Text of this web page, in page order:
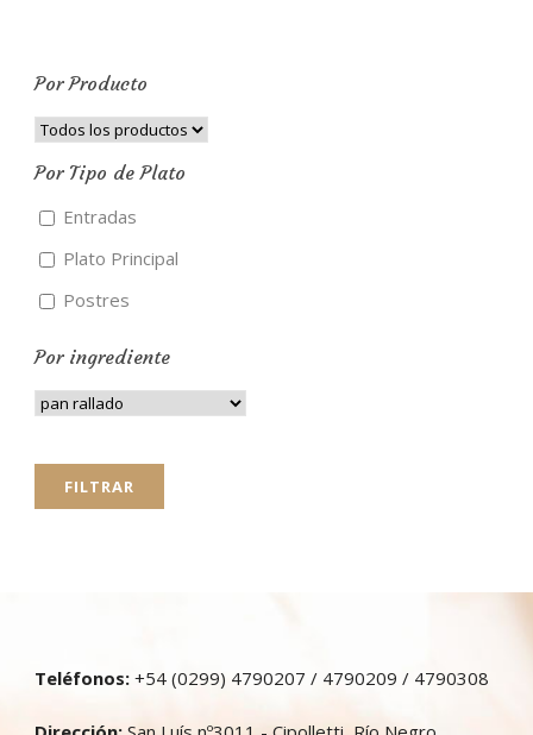
Por Producto
Por Tipo de Plato
Entradas
Plato Principal
Postres
Por ingrediente
Teléfonos: +54 (0299) 4790207 / 4790209 / 4790308